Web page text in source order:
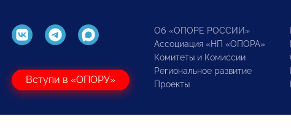
Вступи в «ОПОРУ»
Об «ОПОРЕ РОССИИ»
Ассоциация «НП «ОПОРА»
Комитеты и Комиссии
Региональное развитие
Проекты